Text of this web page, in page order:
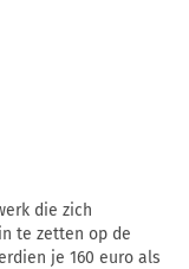
die zich
te zetten op de
je 160 euro als